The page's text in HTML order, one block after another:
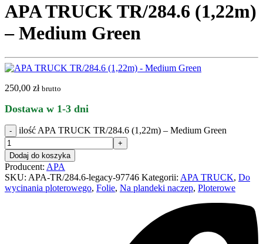
APA TRUCK TR/284.6 (1,22m)
– Medium Green
250,00 zł brutto
Dostawa w 1-3 dni
ilość APA TRUCK TR/284.6 (1,22m) – Medium Green
Dodaj do koszyka
Producent: APA
SKU: APA-TR/284.6-legacy-97746 Kategorii: APA TRUCK, Do
wycinania ploterowego, Folie, Na plandeki naczep, Ploterowe